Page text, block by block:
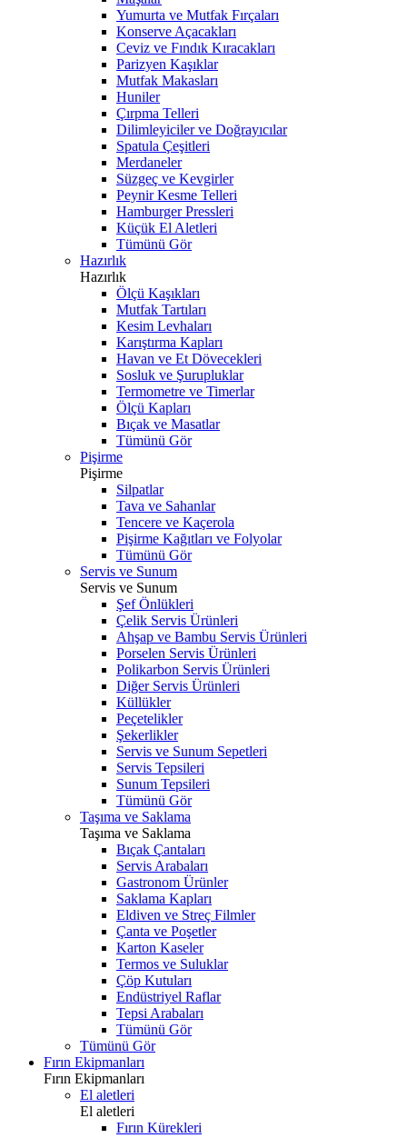
Yumurta ve Mutfak Fırçaları
Konserve Açacakları
Ceviz ve Fındık Kıracakları
Parizyen Kaşıklar
Mutfak Makasları
Huniler
Çırpma Telleri
Dilimleyiciler ve Doğrayıcılar
Spatula Çeşitleri
Merdaneler
Süzgeç ve Kevgirler
Peynir Kesme Telleri
Hamburger Pressleri
Küçük El Aletleri
Tümünü Gör
Hazırlık
Hazırlık
Ölçü Kaşıkları
Mutfak Tartıları
Kesim Levhaları
Karıştırma Kapları
Havan ve Et Dövecekleri
Sosluk ve Şurupluklar
Termometre ve Timerlar
Ölçü Kapları
Bıçak ve Masatlar
Tümünü Gör
Pişirme
Pişirme
Silpatlar
Tava ve Sahanlar
Tencere ve Kaçerola
Pişirme Kağıtları ve Folyolar
Tümünü Gör
Servis ve Sunum
Servis ve Sunum
Şef Önlükleri
Çelik Servis Ürünleri
Ahşap ve Bambu Servis Ürünleri
Porselen Servis Ürünleri
Polikarbon Servis Ürünleri
Diğer Servis Ürünleri
Küllükler
Peçetelikler
Şekerlikler
Servis ve Sunum Sepetleri
Servis Tepsileri
Sunum Tepsileri
Tümünü Gör
Taşıma ve Saklama
Taşıma ve Saklama
Bıçak Çantaları
Servis Arabaları
Gastronom Ürünler
Saklama Kapları
Eldiven ve Streç Filmler
Çanta ve Poşetler
Karton Kaseler
Termos ve Suluklar
Çöp Kutuları
Endüstriyel Raflar
Tepsi Arabaları
Tümünü Gör
Tümünü Gör
Fırın Ekipmanları
Fırın Ekipmanları
El aletleri
El aletleri
Fırın Kürekleri